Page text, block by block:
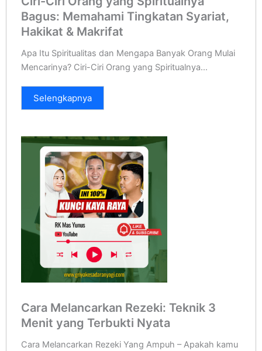
Bagus: Memahami Tingkatan Syariat,
Hakikat & Makrifat
Apa Itu Spiritualitas dan Mengapa Banyak Orang Mulai
Mencarinya? Ciri-Ciri Orang yang Spiritualnya...
Selengkapnya
Cara Melancarkan Rezeki: Teknik 3
Menit yang Terbukti Nyata
Cara Melancarkan Rezeki Yang Ampuh – Apakah kamu